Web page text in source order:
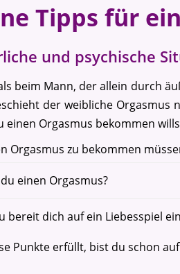
Tipps für
und psychische
beim Mann, der allein durch
der weibliche
einen Orgasmus bekommen
Orgasmus zu bekommen
einen Orgasmus?
bereit dich auf ein Liebesspiel
Punkte erfüllt, bist du schon